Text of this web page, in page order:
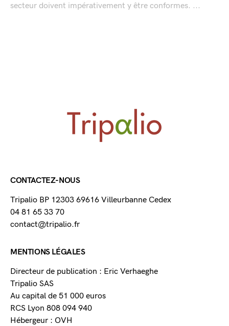
secteur doivent impérativement y être conformes. ...
CONTACTEZ-NOUS
Tripalio BP 12303 69616 Villeurbanne Cedex
04 81 65 33 70
contact@tripalio.fr
MENTIONS LÉGALES
Directeur de publication : Eric Verhaeghe
Tripalio SAS
Au capital de 51 000 euros
RCS Lyon 808 094 940
Hébergeur : OVH